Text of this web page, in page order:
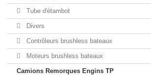
Tube d'étambot
Divers
Contrôleurs brushless bateaux
Moteurs brushless bateaux
Camions Remorques Engins TP